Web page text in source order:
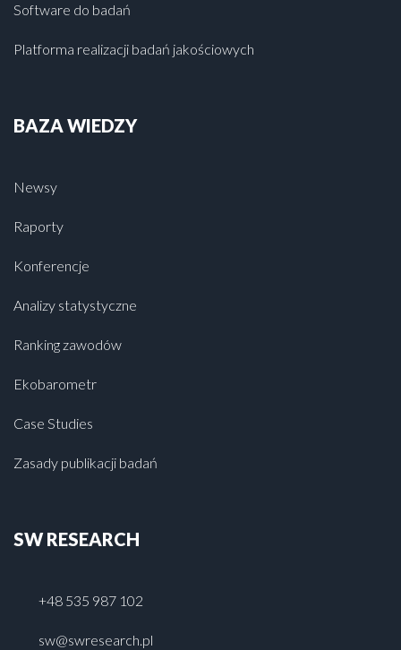
Software do badań
Platforma realizacji badań jakościowych
BAZA WIEDZY
Newsy
Raporty
Konferencje
Analizy statystyczne
Ranking zawodów
Ekobarometr
Case Studies
Zasady publikacji badań
SW RESEARCH
+48 535 987 102
sw@swresearch.pl